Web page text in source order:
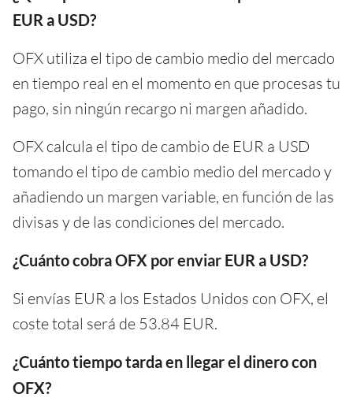
EUR a USD?
OFX utiliza el tipo de cambio medio del mercado
en tiempo real en el momento en que procesas tu
pago, sin ningún recargo ni margen añadido.
OFX calcula el tipo de cambio de EUR a USD
tomando el tipo de cambio medio del mercado y
añadiendo un margen variable, en función de las
divisas y de las condiciones del mercado.
¿Cuánto cobra OFX por enviar EUR a USD?
Si envías EUR a los Estados Unidos con OFX, el
coste total será de 53.84 EUR.
¿Cuánto tiempo tarda en llegar el dinero con
OFX?